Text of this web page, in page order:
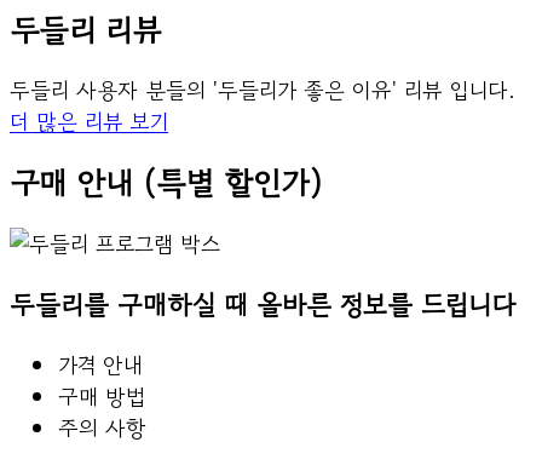
두들리 리뷰
두들리 사용자 분들의 '두들리가 좋은 이유' 리뷰 입니다.
더 많은 리뷰 보기
구매 안내 (특별 할인가)
두들리를 구매하실 때 올바른 정보를 드립니다
가격 안내
구매 방법
주의 사항